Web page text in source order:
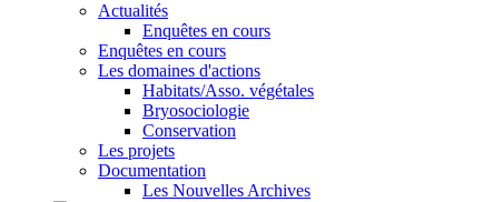
Actualités
Enquêtes en cours
Enquêtes en cours
Les domaines d'actions
Habitats/Asso. végétales
Bryosociologie
Conservation
Les projets
Documentation
Les Nouvelles Archives